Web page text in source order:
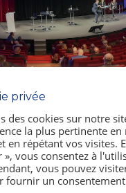
privée
des cookies sur notre
la plus pertinente
en répétant vos visites.
», vous consentez à
vous pouvez
fournir un